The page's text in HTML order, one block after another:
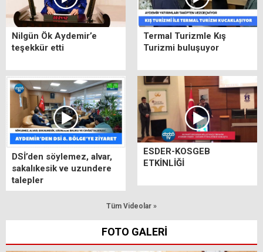
Nilgün Ök Aydemir’e
teşekkür etti
Termal Turizmle Kış
Turizmi buluşuyor
DSİ’den söylemez, alvar,
sakalıkesik ve uzundere
talepler
ESDER-KOSGEB
ETKİNLİĞİ
Tüm Videolar »
FOTO GALERİ